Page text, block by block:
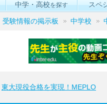
中学・高校を探す スペ
受験情報の掲示板 中学校
東大現役合格を実現！MEPLO